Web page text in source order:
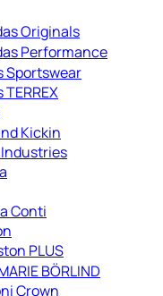
Originals
Performance
Sportswear
Kickin
Conti
PLUS
BÖRLIND
Crown